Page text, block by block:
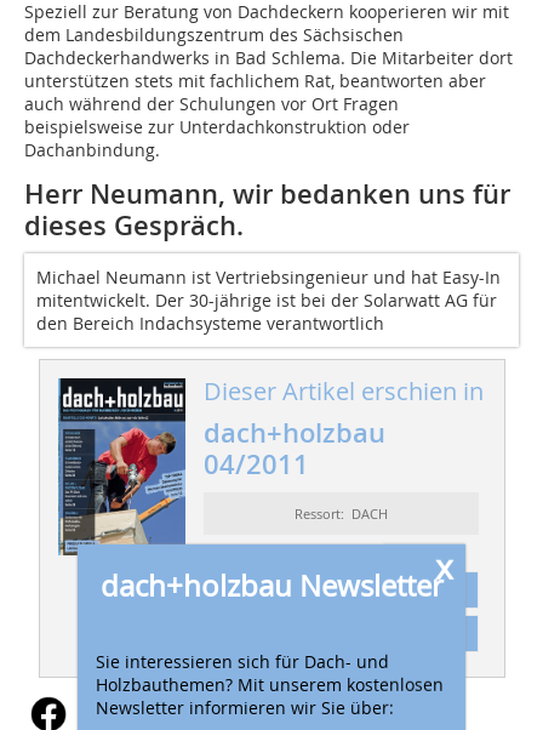
Speziell zur Beratung von Dachdeckern kooperieren wir mit
dem Landesbildungszentrum des Sächsischen
Dachdeckerhandwerks in Bad Schlema. Die Mitarbeiter dort
unterstützen stets mit fachlichem Rat, beantworten aber
auch während der Schulungen vor Ort Fragen
beispielsweise zur Unterdachkonstruktion oder
Dachanbindung.
Herr Neumann, wir bedanken uns für
dieses Gespräch.
Michael Neumann ist Vertriebsingenieur und hat Easy-In
mitentwickelt. Der 30-jährige ist bei der Solarwatt AG für
den Bereich Indachsysteme verantwortlich
Dieser Artikel erschien in
dach+holzbau
04/2011
Ressort: DACH
Abonnement
x
dach+holzbau Newsletter
Sie interessieren sich für Dach- und
Holzbauthemen? Mit unserem kostenlosen
Newsletter informieren wir Sie über: